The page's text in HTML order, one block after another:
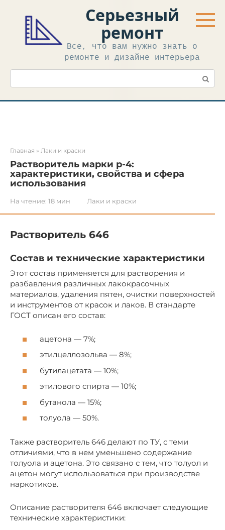
контенту
Серьезный
ремонт
Все, что вам нужно знать о
ремонте и дизайне интерьера
Поиск:
Главная » Лаки и краски
Растворитель марки р-4:
характеристики, свойства и сфера
использования
На чтение: 18 мин Лаки и краски
Растворитель 646
Состав и технические характеристики
Этот состав применяется для растворения и
разбавления различных лакокрасочных
материалов, удаления пятен, очистки поверхностей
и инструментов от красок и лаков. В стандарте
ГОСТ описан его состав:
ацетона — 7%;
этилцеллозольва — 8%;
бутилацетата — 10%;
этилового спирта — 10%;
бутанола — 15%;
толуола — 50%.
Также растворитель 646 делают по ТУ, с теми
отличиями, что в нем уменьшено содержание
толуола и ацетона. Это связано с тем, что толуол и
ацетон могут использоваться при производстве
наркотиков.
Описание растворителя 646 включает следующие
технические характеристики: